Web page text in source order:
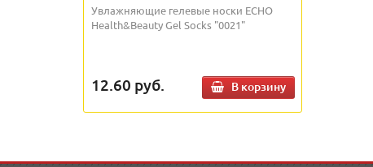
Увлажняющие гелевые носки ECHO
Health&Beauty Gel Socks "0021"
12.60 руб. В корзину